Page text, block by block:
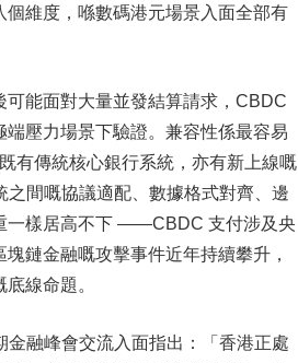
維度，喺數碼港元場景入面全部有
能面對大量並發結算請求，CBDC
壓力場景下驗證。兼容性係最容易
有傳統核心銀行系統，亦有新上線嘅
間嘅協議適配、數據格式對齊、邊
一樣居高不下 ——CBDC 支付涉及央
鏈金融嘅攻擊事件近年持續攀升，
線命題。
融峰會交流入面指出：「香港正處